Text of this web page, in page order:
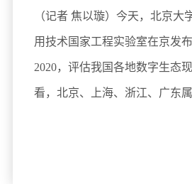
（记者 焦以璇）今天，北京大
用技术国家工程实验室在京发
2020，评估我国各地数字生态
看，北京、上海、浙江、广东